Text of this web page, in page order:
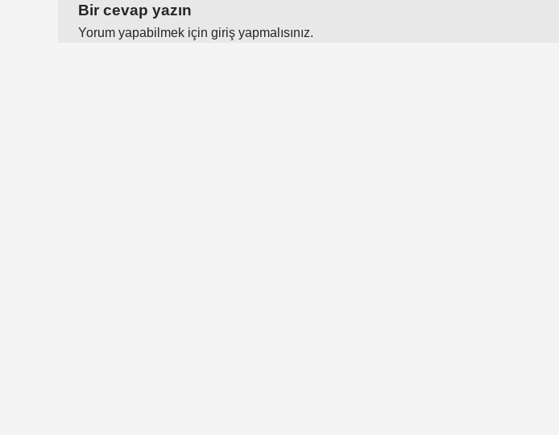
Bir cevap yazın
Yorum yapabilmek için giriş yapmalısınız.